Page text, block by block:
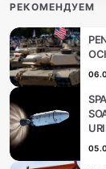
РЕКОМЕНДУЕМ